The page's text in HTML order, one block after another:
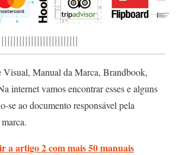
Visual, Manual da Marca, Brandbook,
internet vamos encontrar esses e alguns
se ao documento responsável pela
a artigo 2 com mais 50 manuais